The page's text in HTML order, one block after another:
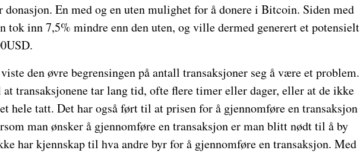
En med og en uten mulighet for å donere i Bitcoin. Siden med
inn 7,5% mindre enn den uten, og ville dermed generert et potensielt
den øvre begrensingen på antall transaksjoner seg å være et problem.
transaksjonene tar lang tid, ofte flere timer eller dager, eller at de ikke
hele tatt. Det har også ført til at prisen for å gjennomføre en transaksjon
man ønsker å gjennomføre en transaksjon er man blitt nødt til å by
har kjennskap til hva andre byr for å gjennomføre en transaksjon. Med